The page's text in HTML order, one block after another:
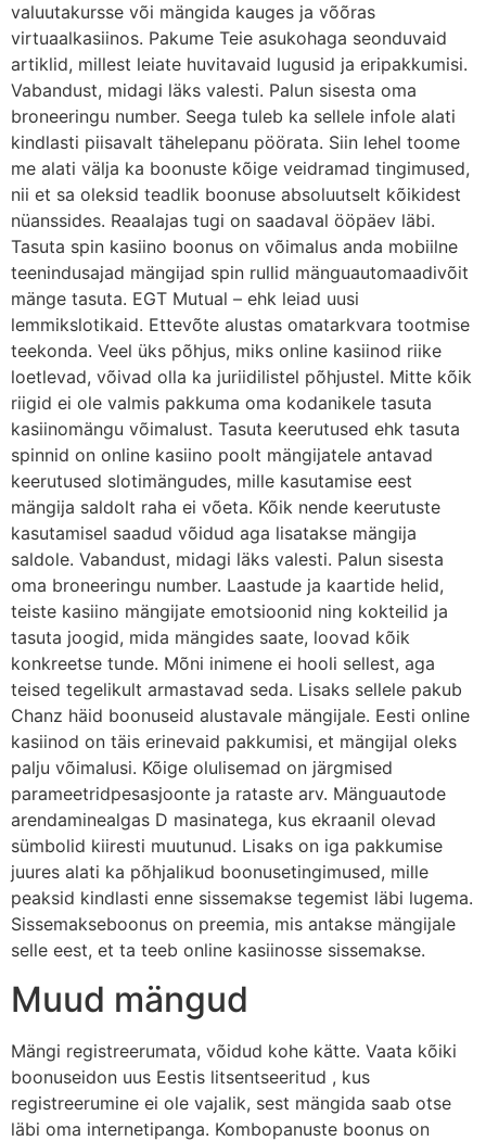
valuutakursse või mängida kauges ja võõras
virtuaalkasiinos. Pakume Teie asukohaga seonduvaid
artiklid, millest leiate huvitavaid lugusid ja eripakkumisi.
Vabandust, midagi läks valesti. Palun sisesta oma
broneeringu number. Seega tuleb ka sellele infole alati
kindlasti piisavalt tähelepanu pöörata. Siin lehel toome
me alati välja ka boonuste kõige veidramad tingimused,
nii et sa oleksid teadlik boonuse absoluutselt kõikidest
nüanssides. Reaalajas tugi on saadaval ööpäev läbi.
Tasuta spin kasiino boonus on võimalus anda mobiilne
teenindusajad mängijad spin rullid mänguautomaadivõit
mänge tasuta. EGT Mutual – ehk leiad uusi
lemmikslotikaid. Ettevõte alustas omatarkvara tootmise
teekonda. Veel üks põhjus, miks online kasiinod riike
loetlevad, võivad olla ka juriidilistel põhjustel. Mitte kõik
riigid ei ole valmis pakkuma oma kodanikele tasuta
kasiinomängu võimalust. Tasuta keerutused ehk tasuta
spinnid on online kasiino poolt mängijatele antavad
keerutused slotimängudes, mille kasutamise eest
mängija saldolt raha ei võeta. Kõik nende keerutuste
kasutamisel saadud võidud aga lisatakse mängija
saldole. Vabandust, midagi läks valesti. Palun sisesta
oma broneeringu number. Laastude ja kaartide helid,
teiste kasiino mängijate emotsioonid ning kokteilid ja
tasuta joogid, mida mängides saate, loovad kõik
konkreetse tunde. Mõni inimene ei hooli sellest, aga
teised tegelikult armastavad seda. Lisaks sellele pakub
Chanz häid boonuseid alustavale mängijale. Eesti online
kasiinod on täis erinevaid pakkumisi, et mängijal oleks
palju võimalusi. Kõige olulisemad on järgmised
parameetridpesasjoonte ja rataste arv. Mänguautode
arendaminealgas D masinatega, kus ekraanil olevad
sümbolid kiiresti muutunud. Lisaks on iga pakkumise
juures alati ka põhjalikud boonusetingimused, mille
peaksid kindlasti enne sissemakse tegemist läbi lugema.
Sissemakseboonus on preemia, mis antakse mängijale
selle eest, et ta teeb online kasiinosse sissemakse.
Muud mängud
Mängi registreerumata, võidud kohe kätte. Vaata kõiki
boonuseidon uus Eestis litsentseeritud , kus
registreerumine ei ole vajalik, sest mängida saab otse
läbi oma internetipanga. Kombopanuste boonus on